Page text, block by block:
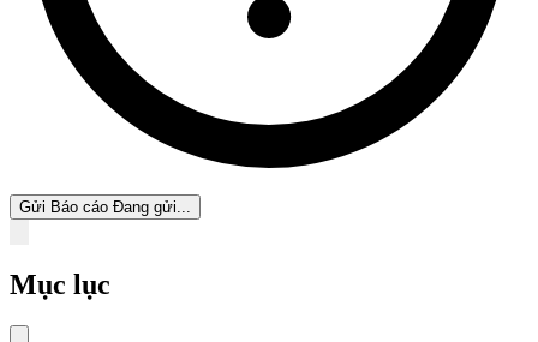
Gửi Báo cáo Đang gửi...
Mục lục